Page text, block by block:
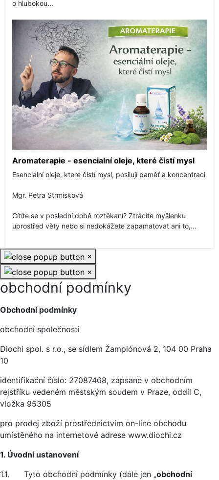
o hlubokou...
Aromaterapie - esencialní oleje, které čistí mysl
Esenciální oleje, které čistí mysl, posilují paměť a koncentraci
Mgr. Petra Strmisková
Cítíte se v poslední době roztěkaní? Ztrácíte myšlenku
uprostřed věty nebo si nedokážete zapamatovat ani to,...
×
×
obchodní podmínky
Základní údaje
Obchodní podmínky
obchodní společnosti
Diochi spol. s r.o., se sídlem Žampiónová 2, 104 00 Praha
10
identifikační číslo: 27087468, zapsané v obchodním
rejstříku vedeném městským soudem v Praze, oddíl C,
vložka 95305
pro prodej zboží prostřednictvím on-line obchodu
umístěného na internetové adrese www.diochi.cz
1. Úvodní ustanovení
1.1. Tyto obchodní podmínky (dále jen „obchodní